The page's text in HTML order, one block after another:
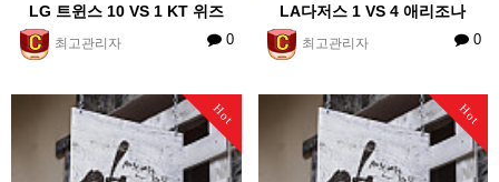
LG 트윈스 10 VS 1 KT 위즈
최고관리자 0
LA다저스 1 VS 4 애리조나
최고관리자 0
Hot Hot